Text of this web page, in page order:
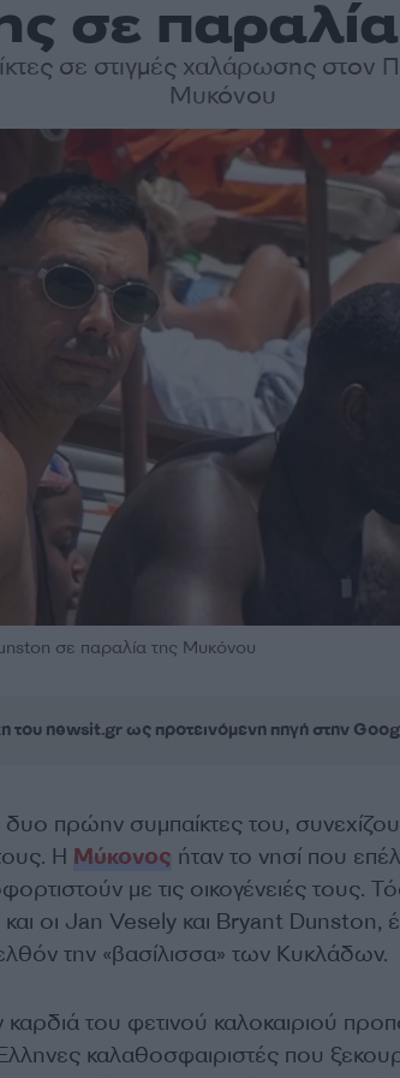
σε
σε στιγμές χαλάρωσης στον
Μυκόνου
σε παραλία της Μυκόνου
του newsit.gr ως προτεινόμενη πηγή στην
δυο πρώην συμπαίκτες του,
Η Μύκονος ήταν το νησί που
με τις οικογένειές τους.
οι Jan Vesely και Bryant Dunston,
την «βασίλισσα» των Κυκλάδων.
του φετινού καλοκαιριού
καλαθοσφαιριστές που